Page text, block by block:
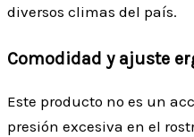
diversos climas del país.
Comodidad y ajuste
Este producto no es un
presión excesiva en el